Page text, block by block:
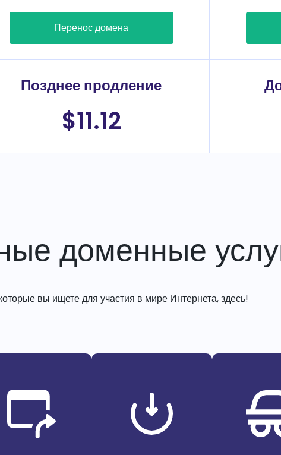
Перенос домена
Позднее продление
$11.12
доменные
вы ищете для участия в мире Интернета, здесь!